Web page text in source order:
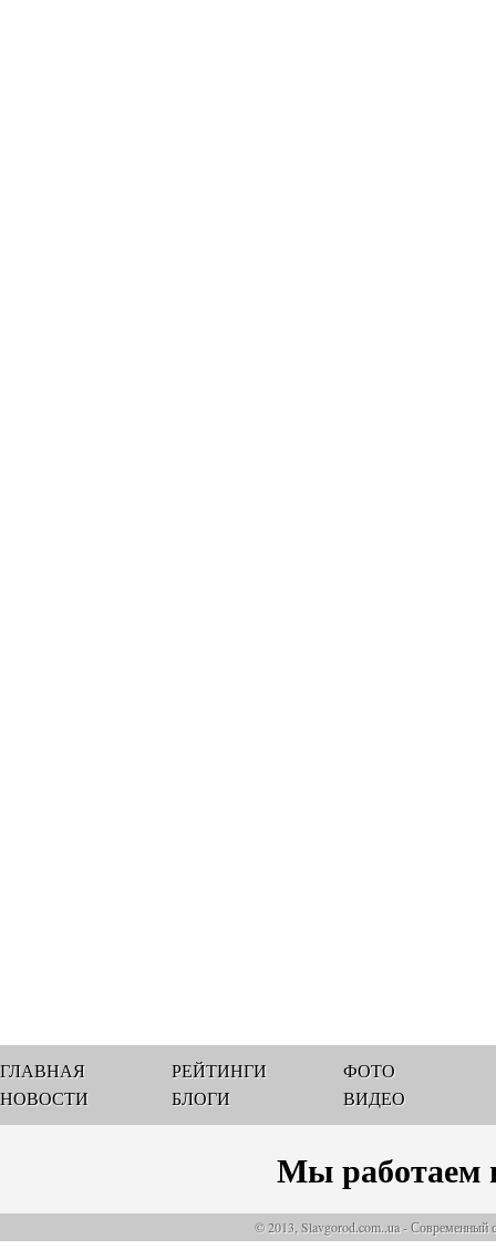
ГЛАВНАЯ
НОВОСТИ
РЕЙТИНГИ
БЛОГИ
ФОТО
ВИДЕО
Мы работаем
© 2013, Slavgorod.com..ua - Современный